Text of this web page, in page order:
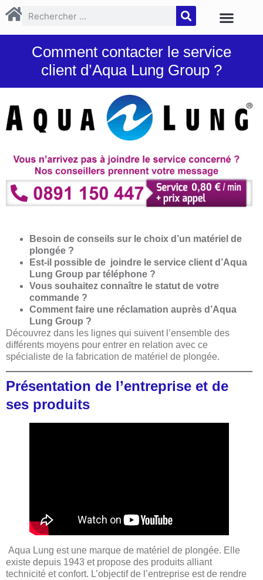
Comment contacter le service
client d’Aqua Lung Group ?
Besoin de conseils sur le choix d’un matériel de
plongée ?
Est-il possible de joindre le service client d’Aqua
Lung Group par téléphone ?
Vous souhaitez connaître le statut de votre
commande ?
Comment faire une réclamation auprès d’Aqua
Lung Group ?
Découvrez dans les lignes qui suivent l’ensemble des
différents moyens pour entrer en relation avec ce
spécialiste de la fabrication de matériel de plongée.
Présentation de l’entreprise et de
ses produits
Aqua Lung est une marque de matériel de plongée. Elle
existe depuis 1943 et propose des produits alliant
technicité et confort. L’objectif de l’entreprise est de rendre